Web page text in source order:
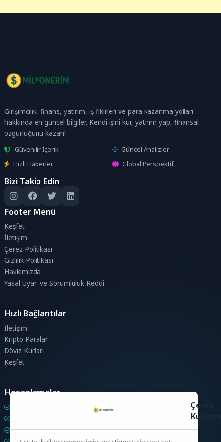
Girişimcilik, finans, yatırım, iş fikirleri ve para kazanma yolları
hakkında en güncel bilgiler. Kendi işini kur, yatırım yap, finansal
özgürlüğünü kazan!
Güvenilir İçerik
Güncel Analizler
Hızlı Haberler
Global Perspektif
Bizi Takip Edin
Footer Menü
Keşfet
İletişim
Çerez Politikası
Gizlilik Politikası
Hakkımızda
Yasal Uyarı ve Sorumluluk Reddi
Hızlı Bağlantılar
İletişim
Kripto Paralar
Döviz Kurları
Keşfet
Hesaplamalar
KDV Hesaplama
Çerez